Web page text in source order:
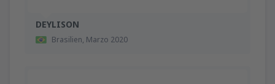
DEYLISON
Brasilien, Marzo 2020